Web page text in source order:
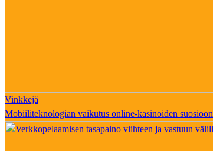
Vinkkejä
Mobiiliteknologian vaikutus online-kasinoiden suosioon